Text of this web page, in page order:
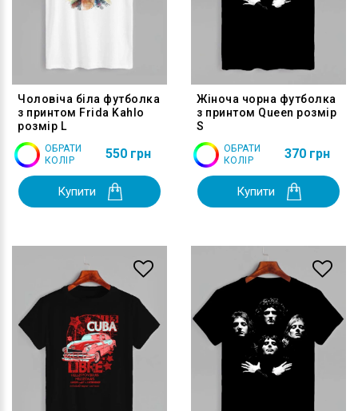
Чоловіча біла футболка
з принтом Frida Kahlo
розмір L
ОБРАТИ
КОЛІР
550 грн
Купити
Жіноча чорна футболка
з принтом Queen розмір
S
ОБРАТИ
КОЛІР
370 грн
Купити